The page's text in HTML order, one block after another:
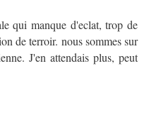
qui manque d'eclat, trop de
de terroir. nous sommes sur
J'en attendais plus, peut